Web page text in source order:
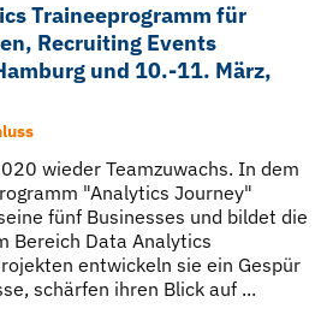
Traineeprogramm für
Recruiting Events
und 10.-11. März,
wieder Teamzuwachs. In dem
"Analytics Journey"
fünf Businesses und bildet die
Bereich Data Analytics
entwickeln sie ein Gespür
schärfen ihren Blick auf ...